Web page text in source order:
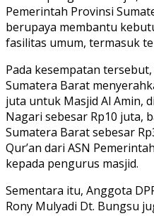
Pemerintah Provinsi
berupaya membantu
fasilitas umum, termasuk
Pada kesempatan
Sumatera Barat
juta untuk Masjid Al Amin,
Nagari sebesar Rp10 juta,
Sumatera Barat sebesar
Qur’an dari ASN
kepada pengurus masjid.
Sementara itu, Anggota
Rony Mulyadi Dt. Bungsu